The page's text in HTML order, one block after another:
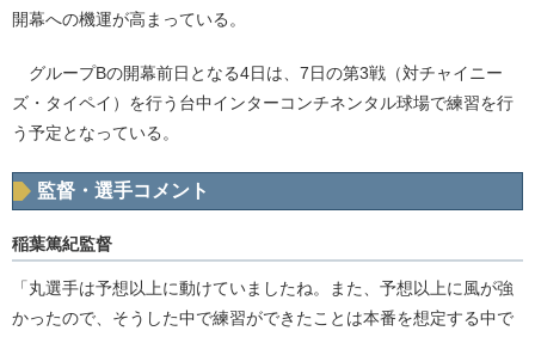
開幕への機運が高まっている。
グループBの開幕前日となる4日は、7日の第3戦（対チャイニー
ズ・タイペイ）を行う台中インターコンチネンタル球場で練習を行
う予定となっている。
監督・選手コメント
稲葉篤紀監督
「丸選手は予想以上に動けていましたね。また、予想以上に風が強
かったので、そうした中で練習ができたことは本番を想定する中で